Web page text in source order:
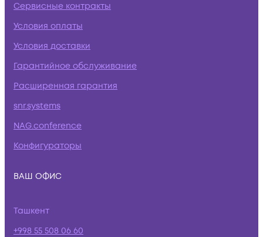
Сервисные контракты
Условия оплаты
Условия доставки
Гарантийное обслуживание
Расширенная гарантия
snr.systems
NAG.conference
Конфигураторы
ВАШ ОФИС
Ташкент
+998 55 508 06 60